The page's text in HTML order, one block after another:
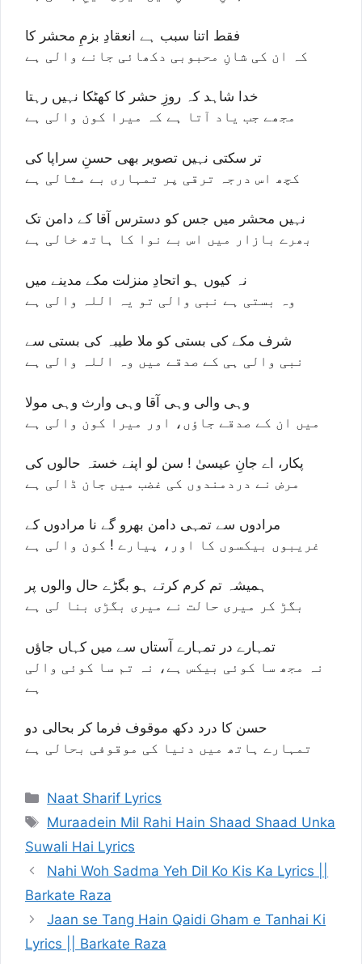
فقط اتنا سبب ہے انعقادِ بزمِ محشر کا
کہ ان کی شانِ محبوبی دکھائی جانے والی ہے
خدا شاہد کہ روزِ حشر کا کھٹکا نہیں رہتا
مجھے جب یاد آتا ہے کہ میرا کون والی ہے
تر سکتی نہیں تصویر بھی حسنِ سراپا کی
کچھ اس درجہ ترقی پر تمہاری بے مثالی ہے
نہیں محشر میں جس کو دسترس آقا کے دامن تک
بھرے بازار میں اس بے نوا کا ہاتھ خالی ہے
نہ کیوں ہو اتحادِ منزلت مکے مدینے میں
وہ بستی ہے نبی والی تو یہ اللہ والی ہے
شرف مکے کی بستی کو ملا طیبہ کی بستی سے
نبی والی ہی کے صدقے میں وہ اللہ والی ہے
وہی والی وہی آقا وہی وارث وہی مولا
میں ان کے صدقے جاؤں، اور میرا کون والی ہے
پکار، اے جانِ عیسیٰ ! سن لو اپنے خستہ حالوں کی
مرض نے دردمندوں کی غضب میں جان ڈالی ہے
مرادوں سے تمہی دامن بھرو گے نا مرادوں کے
غریبوں بیکسوں کا اور، پیارے ! کون والی ہے
ہمیشہ تم کرم کرتے ہو بگڑے حال والوں پر
بگڑ کر میری حالت نے میری بگڑی بنا لی ہے
تمہارے در تمہارے آستاں سے میں کہاں جاؤں
نہ مجھ سا کوئی بیکس ہے، نہ تم سا کوئی والی
ہے
حسن کا درد دکھ موقوف فرما کر بحالی دو
تمہارے ہاتھ میں دنیا کی موقوفی بحالی ہے
Categories
Naat Sharif Lyrics
Tags
Muraadein Mil Rahi Hain Shaad Shaad Unka
Suwali Hai Lyrics
Nahi Woh Sadma Yeh Dil Ko Kis Ka Lyrics ||
Barkate Raza
Jaan se Tang Hain Qaidi Gham e Tanhai Ki
Lyrics || Barkate Raza